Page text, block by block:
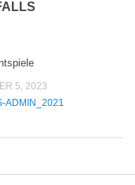
5, 2023
ADMIN_2021